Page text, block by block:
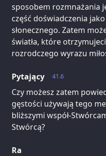
sposobem rozmnażania
część doświadczenia jako
słonecznego. Zatem
światła, które
rozrodczego wyrazu
41.6
Pytający
Czy możesz zatem
gęstości używają tego
bliższymi współ-
Stwórcą?
Ra